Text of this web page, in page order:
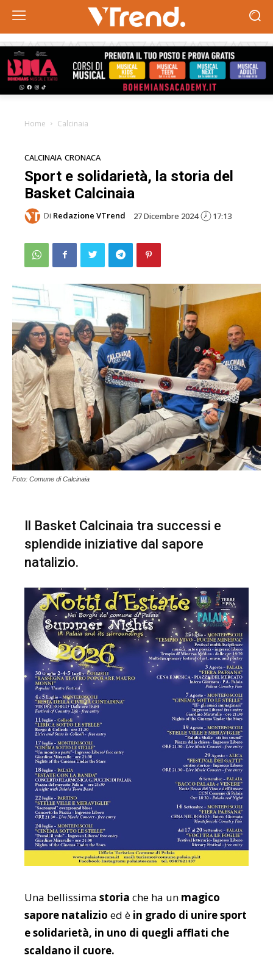
Home Calcinaia
CALCINAIA CRONACA
Sport e solidarietà, la storia del
Basket Calcinaia
Di Redazione VTrend 27 Dicembre 2024 17:13
Foto: Comune di Calcinaia
Il Basket Calcinaia tra successi e
splendide iniziative dal sapore
natalizio.
Una bellissima storia che ha un magico
sapore natalizio ed è in grado di unire sport
e solidarietà, in uno di quegli afflati che
scaldano il cuore.